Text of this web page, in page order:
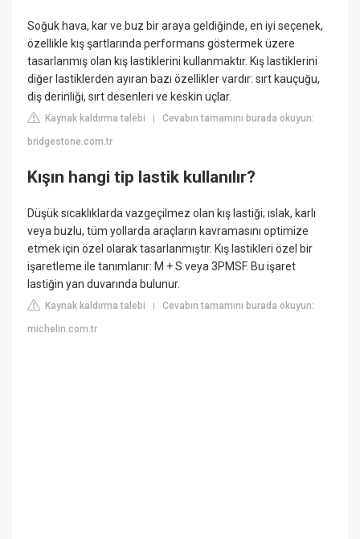
Soğuk hava, kar ve buz bir araya geldiğinde, en iyi seçenek,
özellikle kış şartlarında performans göstermek üzere
tasarlanmış olan kış lastiklerini kullanmaktır. Kış lastiklerini
diğer lastiklerden ayıran bazı özellikler vardır: sırt kauçuğu,
diş derinliği, sırt desenleri ve keskin uçlar.
Kaynak kaldırma talebi |Cevabın tamamını burada okuyun:
bridgestone.com.tr
Kışın hangi tip lastik kullanılır?
Düşük sıcaklıklarda vazgeçilmez olan kış lastiği; ıslak, karlı
veya buzlu, tüm yollarda araçların kavramasını optimize
etmek için özel olarak tasarlanmıştır. Kış lastikleri özel bir
işaretleme ile tanımlanır: M + S veya 3PMSF. Bu işaret
lastiğin yan duvarında bulunur.
Kaynak kaldırma talebi |Cevabın tamamını burada okuyun:
michelin.com.tr